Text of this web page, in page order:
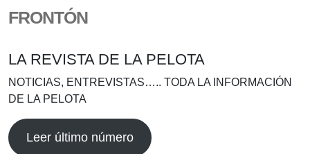
FRONTÓN
LA REVISTA DE LA PELOTA
NOTICIAS, ENTREVISTAS….. TODA LA INFORMACIÓN
DE LA PELOTA
Leer último número